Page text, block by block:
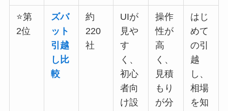
⭐第
2位
ズバ
ット
引越
し比
較
約
220
社
UIが
見や
す
く、
初心
者向
け設
操作
性が
高
く、
見積
もり
が分
はじ
めて
の引
越
し、
相場
を知